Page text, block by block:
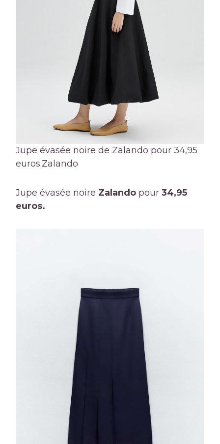
Jupe évasée noire de Zalando pour 34,95
euros.Zalando
Jupe évasée noire Zalando pour 34,95
euros.